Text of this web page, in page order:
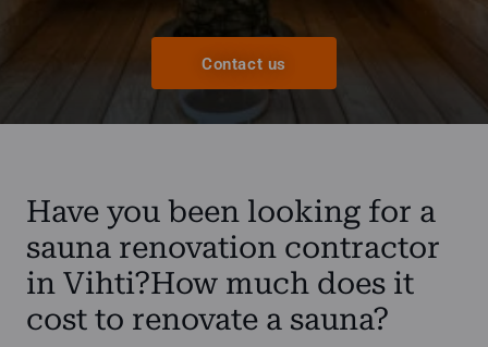
Contact us
Have you been looking for a
sauna renovation contractor
in Vihti?How much does it
cost to renovate a sauna?